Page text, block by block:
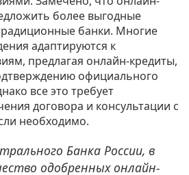
более выгодные
банки. Многие
адаптируются к
предлагая онлайн-кредиты,
официального
все это требует
договора и консультации с
необходимо.
Банка России, в
одобренных онлайн-